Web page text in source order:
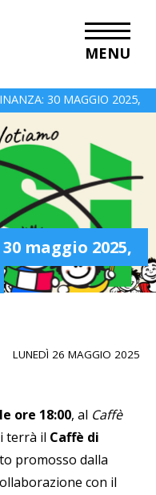
MENU
30 MAGGIO 2025,
maggio 2025,
LUNEDÌ 26 MAGGIO 2025
ore 18:00, al Caffè
terrà il Caffè di
promosso dalla
con il